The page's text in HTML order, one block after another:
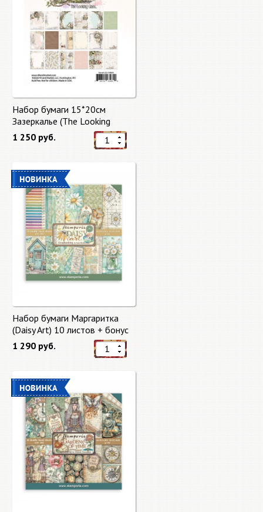
Набор бумаги 15*20см
Зазеркалье (The Looking
Glass) 27 листов от 49 Market
1 250 руб.
Набор бумаги Маргаритка
(Daisy Art) 10 листов + бонус
от Stamperia
1 290 руб.